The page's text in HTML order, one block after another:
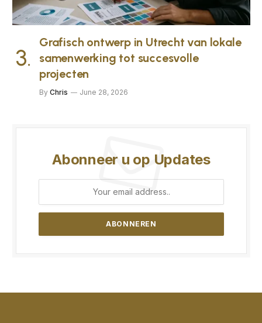
Grafisch ontwerp in Utrecht van lokale
samenwerking tot succesvolle
projecten
By Chris June 28, 2026
Abonneer u op Updates